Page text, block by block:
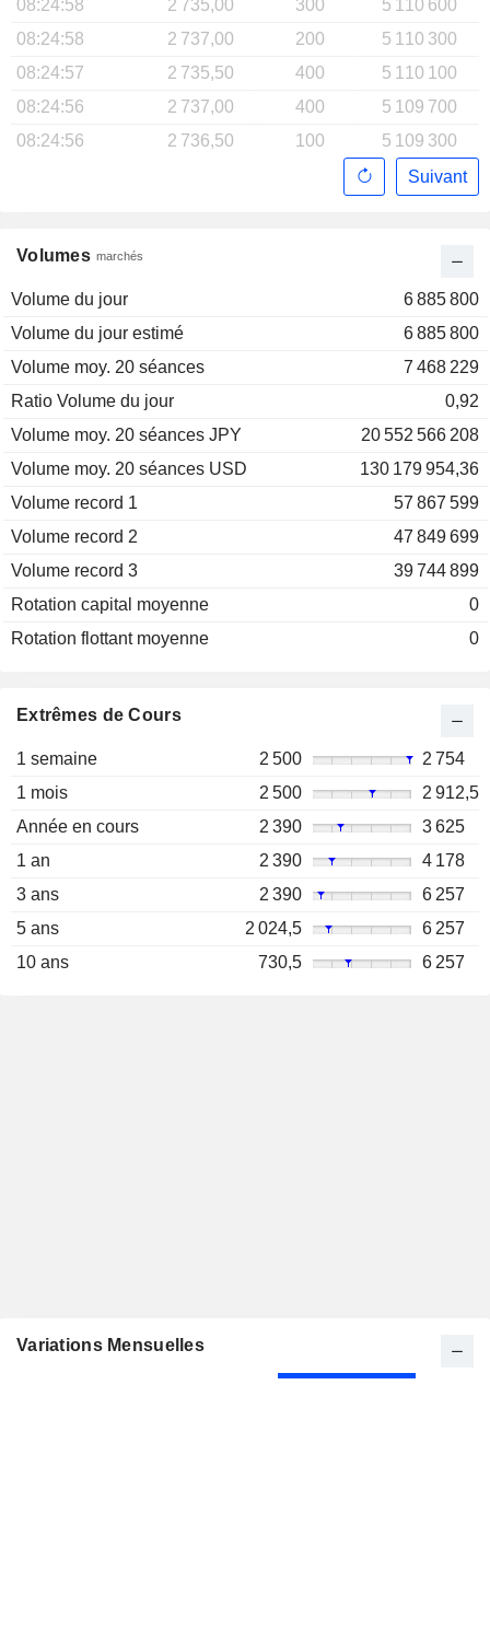
Volumes marchés
Volume du jour
6 885 800
Volume du jour estimé
6 885 800
Volume moy. 20 séances
7 468 229
Ratio Volume du jour
0,92
Volume moy. 20 séances JPY
20 552 566 208
Volume moy. 20 séances USD
130 179 954,36
Volume record 1
57 867 599
Volume record 2
47 849 699
Volume record 3
39 744 899
Rotation capital moyenne
0
Rotation flottant moyenne
0
08:24:58
2 735,00 300
5 110 600
08:24:58
2 737,00 200
5 110 300
08:24:57
2 735,50 400
5 110 100
08:24:56
2 737,00 400
5 109 700
08:24:56
2 736,50 100
5 109 300
Suivant
Extrêmes de Cours
1 semaine 2 500
2 754
1 mois
2 500
2 912,5
Année en cours
2 390
3 625
1 an
2 390
4 178
3 ans
2 390
6 257
5 ans
2 024,5
6 257
10 ans
730,5 6 257
Variations Mensuelles